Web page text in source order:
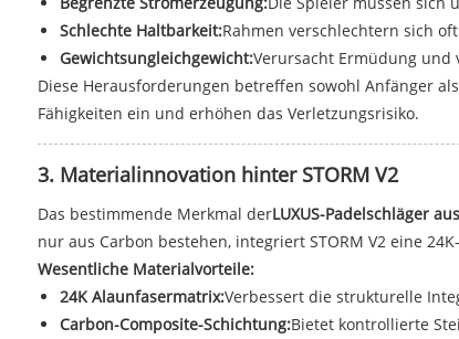
Schlechte Haltbarkeit:Rahmen verschlechtern sich
Gewichtsungleichgewicht:Verursacht Ermüdung und
Diese Herausforderungen betreffen sowohl Anfänger
Fähigkeiten ein und erhöhen das Verletzungsrisiko.
3. Materialinnovation hinter STORM V2
Das bestimmende Merkmal derLUXUS-Padelschläger
nur aus Carbon bestehen, integriert STORM V2 eine
Wesentliche Materialvorteile:
24K Alaunfasermatrix:Verbessert die strukturelle
Carbon-Composite-Schichtung:Bietet kontrollierte